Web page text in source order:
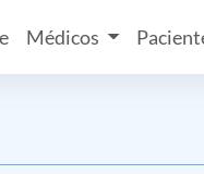
Médicos